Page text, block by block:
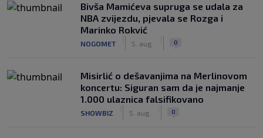
Bivša Mamićeva supruga se udala za
NBA zvijezdu, pjevala se Rozga i
Marinko Rokvić
NOGOMET 5. aug. 0
Misirlić o dešavanjima na Merlinovom
koncertu: Siguran sam da je najmanje
1.000 ulaznica falsifikovano
SHOWBIZ 5. aug. 0